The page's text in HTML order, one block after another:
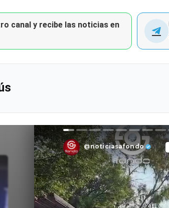
canal y recibe las noticias en
@noticiasafondo